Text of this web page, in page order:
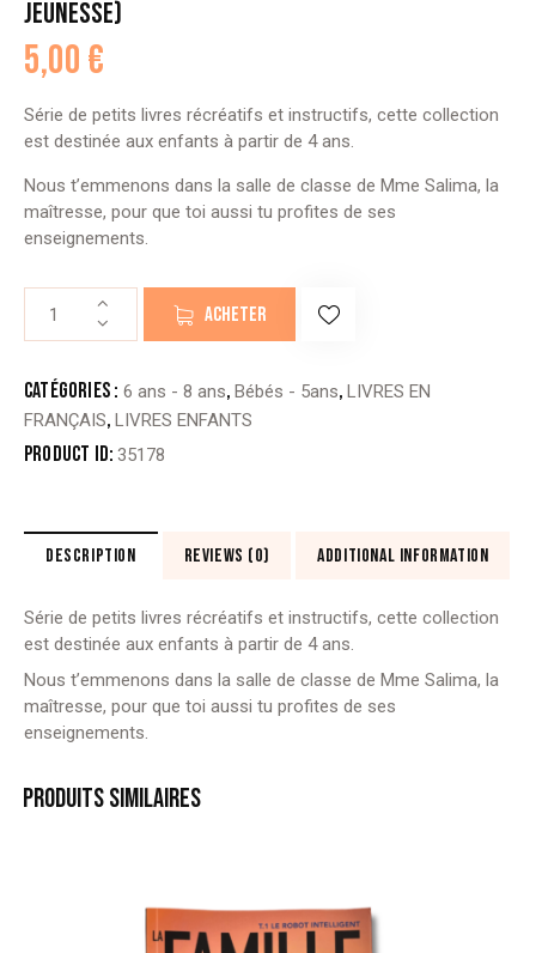
JEUNESSE)
5,00€
Série de petits livres récréatifs et instructifs, cette collection
est destinée aux enfants à partir de 4 ans.
Nous t’emmenons dans la salle de classe de Mme Salima, la
maîtresse, pour que toi aussi tu profites de ses
enseignements.
QUOI
PRIÈRE
?
par
Irène
&
illustré
par
Nicolas
(éditions
bouraq
ACHETER
Catégories : 6 ans - 8 ans,Bébés - 5ans,LIVRES EN
FRANÇAIS,LIVRES ENFANTS
Product ID:35178
DESCRIPTION REVIEWS (0) ADDITIONAL INFORMATION
Série de petits livres récréatifs et instructifs, cette collection
est destinée aux enfants à partir de 4 ans.
Nous t’emmenons dans la salle de classe de Mme Salima, la
maîtresse, pour que toi aussi tu profites de ses
enseignements.
PRODUITS SIMILAIRES